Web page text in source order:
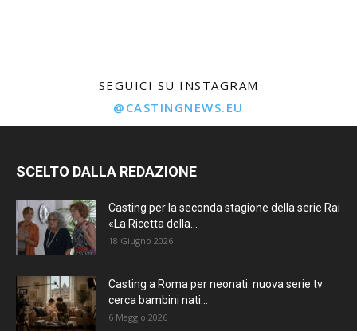
SEGUICI SU INSTAGRAM
@CASTINGNEWS.EU
SCELTO DALLA REDAZIONE
Casting per la seconda stagione della serie Rai
«La Ricetta della...
18 Giugno 2026
Casting a Roma per neonati: nuova serie tv
cerca bambini nati...
6 Maggio 2026